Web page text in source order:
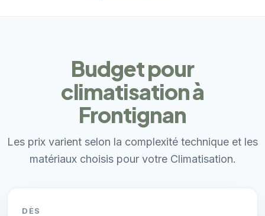
Budget pour
climatisation à
Frontignan
Les prix varient selon la complexité technique et les
matériaux choisis pour votre Climatisation.
DÈS